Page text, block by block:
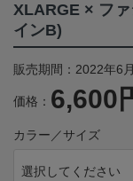
XLARGE × フ
インB)
販売期間：2022年6
価格： 6,600
カラー／サイズ
選択してください